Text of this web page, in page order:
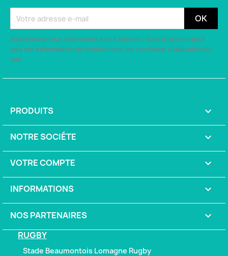
Vous pouvez vous désinscrire à tout moment. Vous trouverez pour
cela nos informations de contact dans les conditions d'utilisation du
site.
PRODUITS 
NOTRE SOCIÉTE 
VOTRE COMPTE 
INFORMATIONS keyboard_arrow_down
NOS PARTENAIRES 
RUGBY
Stade Beaumontois Lomagne Rugby